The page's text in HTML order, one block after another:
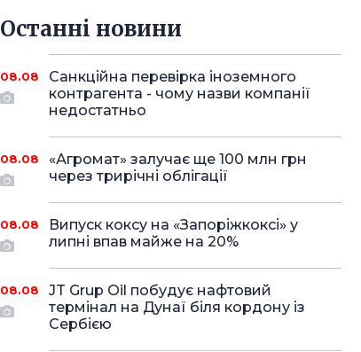
Останнi новини
08.08
Санкційна перевірка іноземного
контрагента - чому назви компанії
недостатньо
08.08
«Агромат» залучає ще 100 млн грн
через трирічні облігації
08.08
Випуск коксу на «Запоріжкоксі» у
липні впав майже на 20%
08.08
JT Grup Oil побудує нафтовий
термінал на Дунаї біля кордону із
Сербією